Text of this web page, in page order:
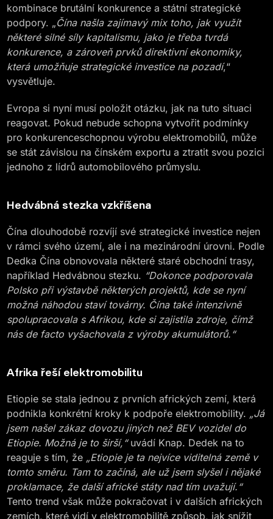
kombinace brutální konkurence a státní strategické
podpory. „Čína našla zajímavý mix toho, jak využít
některé silné síly kapitalismu, jako je třeba tvrdá
konkurence, a zároveň prvků direktivní ekonomiky,
která umožňuje strategické investice na pozadí,“
vysvětluje​.
Evropa si nyní musí položit otázku, jak na tuto situaci
reagovat. Pokud nebude schopna vytvořit podmínky
pro konkurenceschopnou výrobu elektromobilů, může
se stát závislou na čínském exportu a ztratit svou pozici
jednoho z lídrů automobilového průmyslu.
Hedvábná stezka vzkříšena
Čína dlouhodobě rozvíjí své strategické investice nejen
v rámci svého území, ale i na mezinárodní úrovni. Podle
Dedka Čína obnovovala některé staré obchodní trasy,
například Hedvábnou stezku. “Dokonce podporovala
Polsko při výstavbě některých projektů, kde se nyní
možná náhodou staví továrny. Čína také intenzivně
spolupracovala s Afrikou, kde si zajistila zdroje, čímž
nás de facto vyšachovala z výroby akumulátorů.“
Afrika řeší elektromobilitu
Etiopie se stala jednou z prvních afrických zemí, která
podnikla konkrétní kroky k podpoře elektromobility. „Já
jsem našel zákaz dovozu jiných než BEV vozidel do
Etiopie. Možná je to širší,“uvádí Knap. Dedek na to
reaguje s tím, že „Etiopie je ta nejvíce viditelná země v
tomto směru. Tam to začíná, ale už jsem slyšel i nějaké
proklamace, že další africké státy nad tím uvažují.“
Tento trend však může pokračovat i v dalších afrických
zemích, které vidí v elektromobilitě způsob, jak snížit